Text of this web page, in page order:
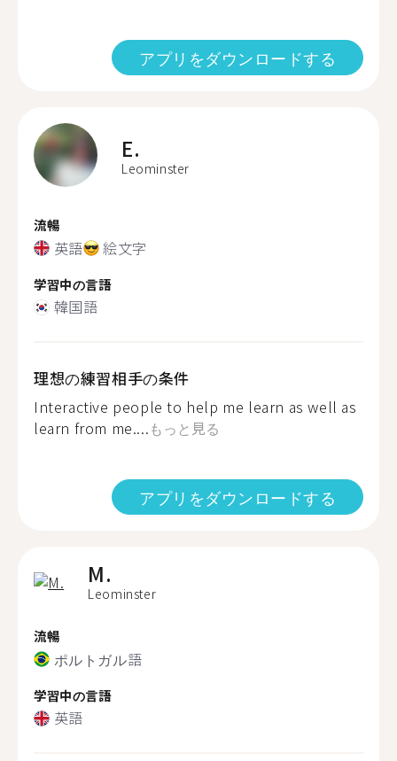
アプリをダウンロードする
E.
Leominster
流暢
英語 絵文字
学習中の言語
韓国語
理想の練習相手の条件
Interactive people to help me learn as well as
learn from me....もっと見る
アプリをダウンロードする
M.
Leominster
流暢
ポルトガル語
学習中の言語
英語